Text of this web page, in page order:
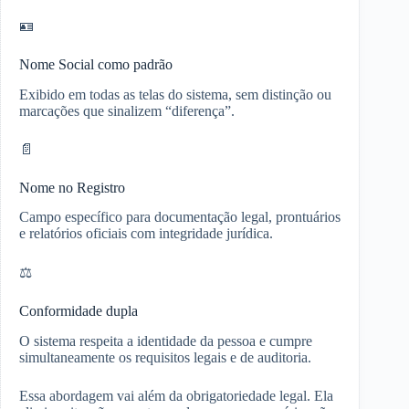
🪪
Nome Social como padrão
Exibido em todas as telas do sistema, sem distinção ou
marcações que sinalizem “diferença”.
📄
Nome no Registro
Campo específico para documentação legal, prontuários
e relatórios oficiais com integridade jurídica.
⚖️
Conformidade dupla
O sistema respeita a identidade da pessoa e cumpre
simultaneamente os requisitos legais e de auditoria.
Essa abordagem vai além da obrigatoriedade legal. Ela